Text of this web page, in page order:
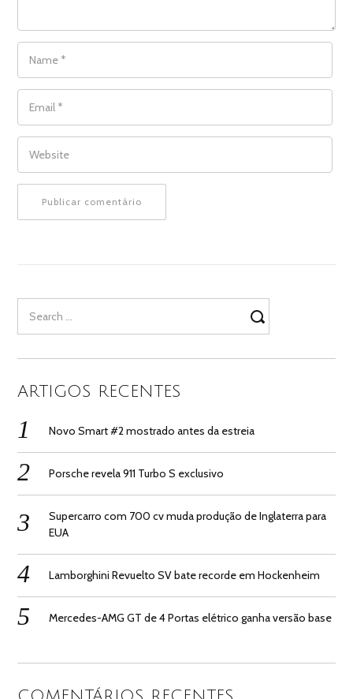
NAME
EMAIL
WEBSITE
for:
ARTIGOS RECENTES
Novo Smart #2 mostrado antes da estreia
Porsche revela 911 Turbo S exclusivo
Supercarro com 700 cv muda produção de Inglaterra para
EUA
Lamborghini Revuelto SV bate recorde em Hockenheim
Mercedes-AMG GT de 4 Portas elétrico ganha versão base